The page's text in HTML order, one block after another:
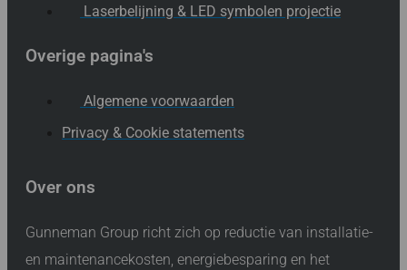
Laserbelijning & LED symbolen projectie
Overige pagina's
Algemene voorwaarden
Privacy & Cookie statements
Over ons
Gunneman Group richt zich op reductie van installatie-
en maintenancekosten, energiebesparing en het